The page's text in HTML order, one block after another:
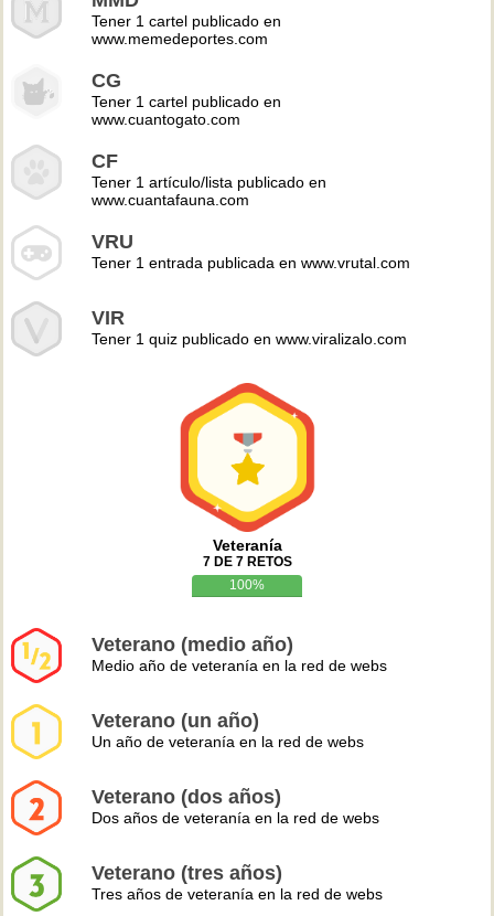
Tener 1 cartel publicado en
www.memedeportes.com
CG
Tener 1 cartel publicado en
www.cuantogato.com
CF
Tener 1 artículo/lista publicado en
www.cuantafauna.com
VRU
Tener 1 entrada publicada en www.vrutal.com
VIR
Tener 1 quiz publicado en www.viralizalo.com
Veteranía
7 DE 7 RETOS
100%
Veterano (medio año)
Medio año de veteranía en la red de webs
Veterano (un año)
Un año de veteranía en la red de webs
Veterano (dos años)
Dos años de veteranía en la red de webs
Veterano (tres años)
Tres años de veteranía en la red de webs